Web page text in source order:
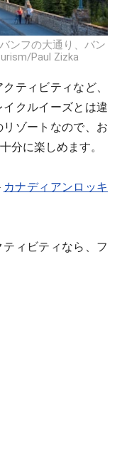
ンフの大通り、バン
Paul Zizka
ティビティなど、
クルイーズとは違
ゾートなので、お
分に楽しめます。
カナディアンロッキ
ィビティなら、フ